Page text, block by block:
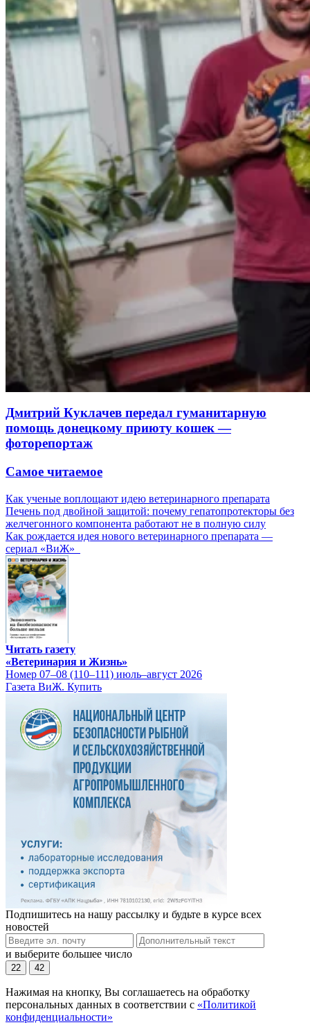
Дмитрий Куклачев передал гуманитарную
помощь донецкому приюту кошек —
фоторепортаж
Самое читаемое
Как ученые воплощают идею ветеринарного препарата
Печень под двойной защитой: почему гепатопротекторы без
желчегонного компонента работают не в полную силу
Как рождается идея нового ветеринарного препарата —
сериал «ВиЖ»
Читать газету
«Ветеринария и Жизнь»
Номер 07–08 (110–111) июль–август 2026
Газета ВиЖ. Купить
Подпишитесь на нашу рассылку и будьте в курсе всех
новостей
и выберите большее число
22 42
Нажимая на кнопку, Вы соглашаетесь на обработку
персональных данных в соответствии с «Политикой
конфиденциальности»